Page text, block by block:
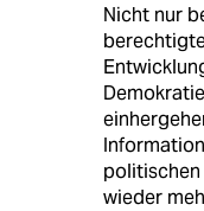
Nicht nur
politischen
wieder